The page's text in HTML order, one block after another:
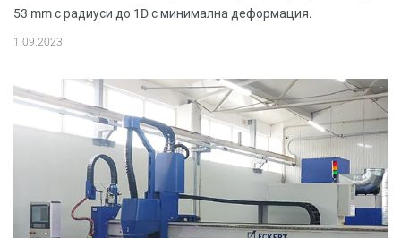
53 mm с радиуси до 1D с минимална деформация.
1.09.2023